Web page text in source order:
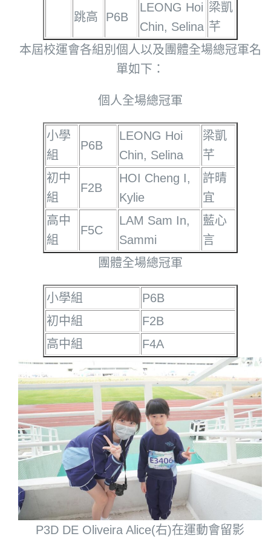
跳高 P6B
LEONG Hoi
Chin, Selina
梁凱
芊
本屆校運會各組別個人以及團體全場總冠軍名
單如下：
個人全場總冠軍
小學
組
P6B
LEONG Hoi
Chin, Selina
梁凱
芊
初中
組
F2B
HOI Cheng I,
Kylie
許晴
宜
高中
組
F5C
LAM Sam In,
Sammi
藍心
言
團體全場總冠軍
小學組
P6B
初中組
F2B
高中組
F4A
P3D DE Oliveira Alice(右)在運動會留影